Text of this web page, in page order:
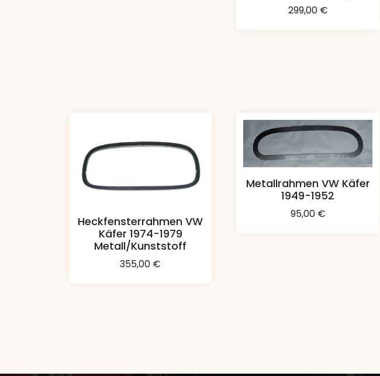
299,00 €
Heckfensterrahmen VW
Käfer 1974-1979
Metall/Kunststoff
355,00 €
Metallrahmen VW Käfer
1949-1952
95,00 €